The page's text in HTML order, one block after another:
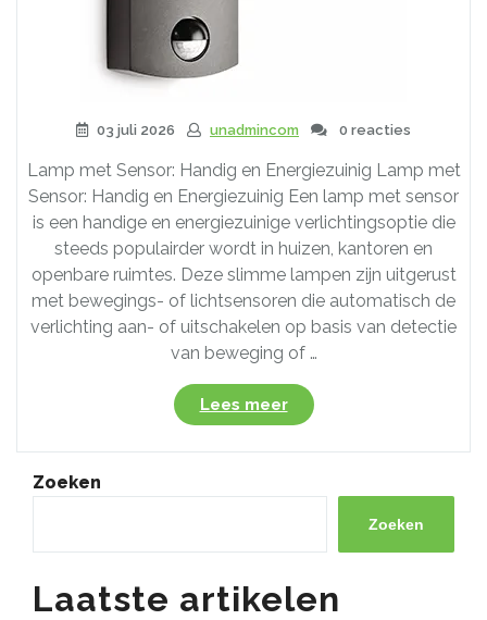
03 juli 2026 unadmincom 0 reacties
Lamp met Sensor: Handig en Energiezuinig Lamp met
Sensor: Handig en Energiezuinig Een lamp met sensor
is een handige en energiezuinige verlichtingsoptie die
steeds populairder wordt in huizen, kantoren en
openbare ruimtes. Deze slimme lampen zijn uitgerust
met bewegings- of lichtsensoren die automatisch de
verlichting aan- of uitschakelen op basis van detectie
van beweging of …
Lees meer“Slimme
verlichting:
Ontdek
voordelen
een
met
Zoeken
Zoeken
Laatste artikelen